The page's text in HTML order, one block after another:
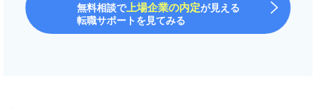
無料相談で上場企業の内定が見える
転職サポートを見てみる